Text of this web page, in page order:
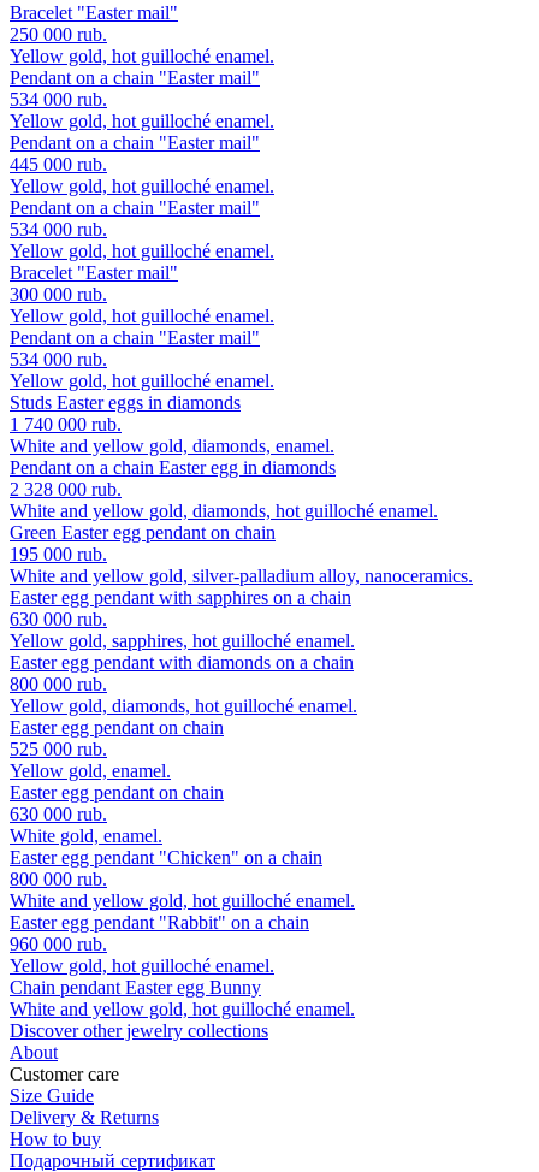
Bracelet "Easter mail"
250 000 rub.
Yellow gold, hot guilloché enamel.
Pendant on a chain "Easter mail"
534 000 rub.
Yellow gold, hot guilloché enamel.
Pendant on a chain "Easter mail"
445 000 rub.
Yellow gold, hot guilloché enamel.
Pendant on a chain "Easter mail"
534 000 rub.
Yellow gold, hot guilloché enamel.
Bracelet "Easter mail"
300 000 rub.
Yellow gold, hot guilloché enamel.
Pendant on a chain "Easter mail"
534 000 rub.
Yellow gold, hot guilloché enamel.
Studs Easter eggs in diamonds
1 740 000 rub.
White and yellow gold, diamonds, enamel.
Pendant on a chain Easter egg in diamonds
2 328 000 rub.
White and yellow gold, diamonds, hot guilloché enamel.
Green Easter egg pendant on chain
195 000 rub.
White and yellow gold, silver-palladium alloy, nanoceramics.
Easter egg pendant with sapphires on a chain
630 000 rub.
Yellow gold, sapphires, hot guilloché enamel.
Easter egg pendant with diamonds on a chain
800 000 rub.
Yellow gold, diamonds, hot guilloché enamel.
Easter egg pendant on chain
525 000 rub.
Yellow gold, enamel.
Easter egg pendant on chain
630 000 rub.
White gold, enamel.
Easter egg pendant "Chicken" on a chain
800 000 rub.
White and yellow gold, hot guilloché enamel.
Easter egg pendant "Rabbit" on a chain
960 000 rub.
Yellow gold, hot guilloché enamel.
Chain pendant Easter egg Bunny
White and yellow gold, hot guilloché enamel.
Discover other jewelry collections
About
Customer care
Size Guide
Delivery & Returns
How to buy
Подарочный сертификат